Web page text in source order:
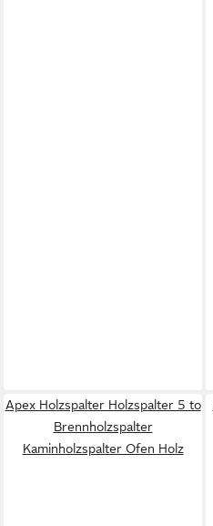
Apex Holzspalter Holzspalter 5 to
Brennholzspalter
Kaminholzspalter Ofen Holz